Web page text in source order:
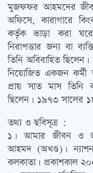
মুজফফর আহমদের
অফিসে, কারাগারে
কর্তৃক ভাড়া করা
নিরাপত্তার জন্য বা
তিনি অবিবাহিত
নিয়োজিত একজন
প্রায় সাত মাস তিনি
ছিলেন। ১৯৭৩ সালের
তথ্য ও ছবিসূত্র :
১। আমার জীবন ও
আহমদ (অখণ্ড)।
কলকাতা। প্রকাশকাল